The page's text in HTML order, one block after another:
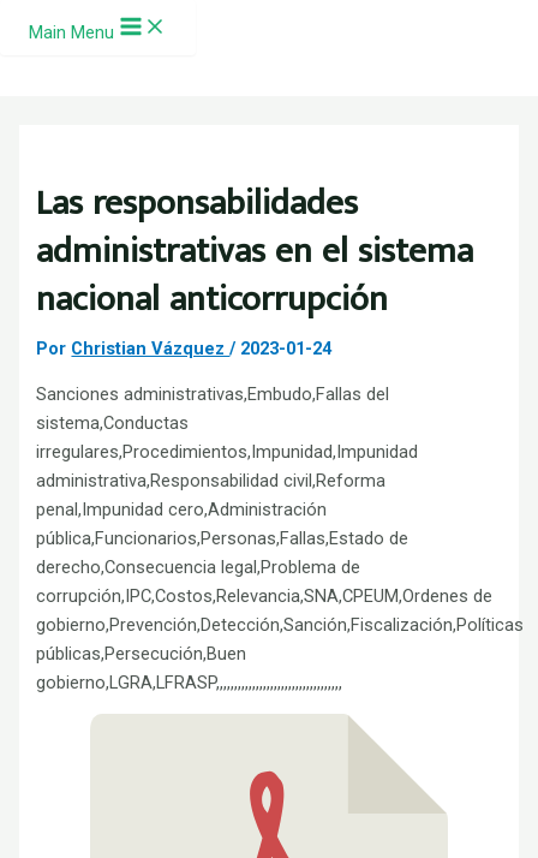
Ir al contenido
Main Menu
Las responsabilidades
administrativas en el sistema
nacional anticorrupción
Por Christian Vázquez/ 2023-01-24
Sanciones administrativas,Embudo,Fallas del
sistema,Conductas
irregulares,Procedimientos,Impunidad,Impunidad
administrativa,Responsabilidad civil,Reforma
penal,Impunidad cero,Administración
pública,Funcionarios,Personas,Fallas,Estado de
derecho,Consecuencia legal,Problema de
corrupción,IPC,Costos,Relevancia,SNA,CPEUM,Ordenes de
gobierno,Prevención,Detección,Sanción,Fiscalización,Políticas
públicas,Persecución,Buen
gobierno,LGRA,LFRASP,,,,,,,,,,,,,,,,,,,,,,,,,,,,,,,,,,,